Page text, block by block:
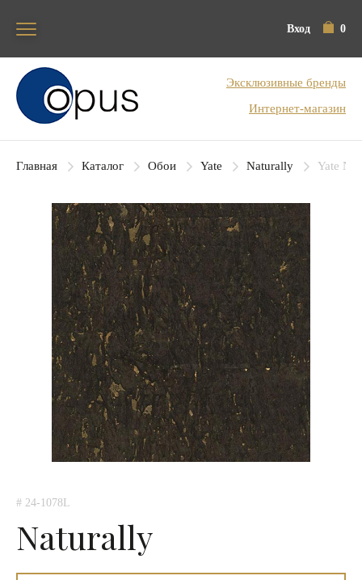
Вход 0
Блок поиска
Эксклюзивные бренды
Интернет-магазин
Главная Каталог Обои Yate Naturally Yate
# 24-1078L
Naturally